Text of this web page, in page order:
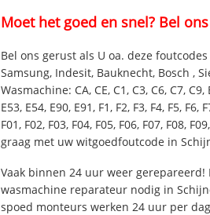
Moet het goed en snel? Bel
Bel ons gerust als U oa. deze
Samsung, Indesit, Bauknecht, Bosch ,
Wasmachine: CA, CE, C1, C3, C6, C7, C9,
E53, E54, E90, E91, F1, F2, F3, F4, F5, F6,
F01, F02, F03, F04, F05, F06, F07, F08,
graag met uw witgoedfoutcode in
Vaak binnen 24 uur weer
wasmachine reparateur nodig in
spoed monteurs werken 24 uur per